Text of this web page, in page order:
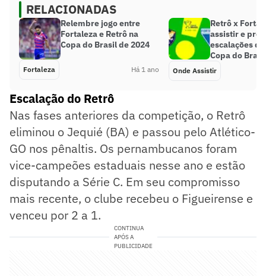
RELACIONADAS
Relembre jogo entre
Fortaleza e Retrô na
Copa do Brasil de 2024
Fortaleza Há 1 ano
Retrô x
assistir e
escalações
Copa do Brasil
Onde Assistir
Escalação do Retrô
Nas fases anteriores da competição, o Retrô
eliminou o Jequié (BA) e passou pelo Atlético-
GO nos pênaltis. Os pernambucanos foram
vice-campeões estaduais nesse ano e estão
disputando a Série C. Em seu compromisso
mais recente, o clube recebeu o Figueirense e
venceu por 2 a 1.
CONTINUA
APÓS A
PUBLICIDADE